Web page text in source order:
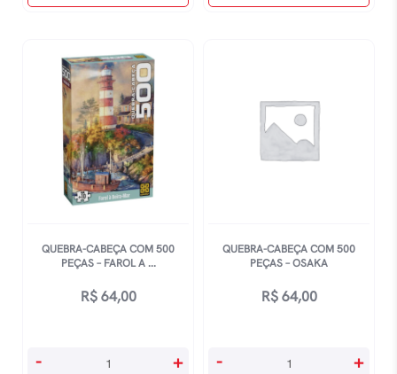
3000
Brinquedos
quantidade
4000
quantidade
QUEBRA-CABEÇA COM 500
PEÇAS – FAROL A ...
R$64,00
Quebra-
- +
QUEBRA-CABEÇA COM 500
PEÇAS – OSAKA
R$64,00
Quebra-
- +